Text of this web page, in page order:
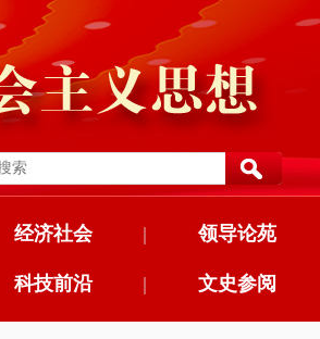
经济社会 领导论苑
|
科技前沿 文史参阅
|